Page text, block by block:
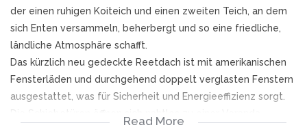
der einen ruhigen Koiteich und einen zweiten Teich, an dem
sich Enten versammeln, beherbergt und so eine friedliche,
ländliche Atmosphäre schafft.
Das kürzlich neu gedeckte Reetdach ist mit amerikanischen
Fensterläden und durchgehend doppelt verglasten Fenstern
ausgestattet, was für Sicherheit und Energieeffizienz sorgt.
Read More